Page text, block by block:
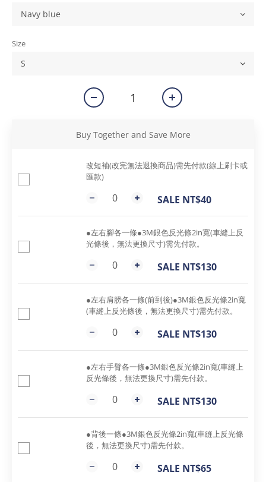
Size
Buy Together and Save More
改短袖(改完無法退換商品)需先付款(線上刷卡或
匯款)
SALE NT$40
●左右腳各一條●3M銀色反光條2in寬(車縫上反
光條後，無法更換尺寸)需先付款。
SALE NT$130
●左右肩膀各一條(前到後)●3M銀色反光條2in寬
(車縫上反光條後，無法更換尺寸)需先付款。
SALE NT$130
●左右手臂各一條●3M銀色反光條2in寬(車縫上
反光條後，無法更換尺寸)需先付款。
SALE NT$130
●背後一條●3M銀色反光條2in寬(車縫上反光條
後，無法更換尺寸)需先付款。
SALE NT$65